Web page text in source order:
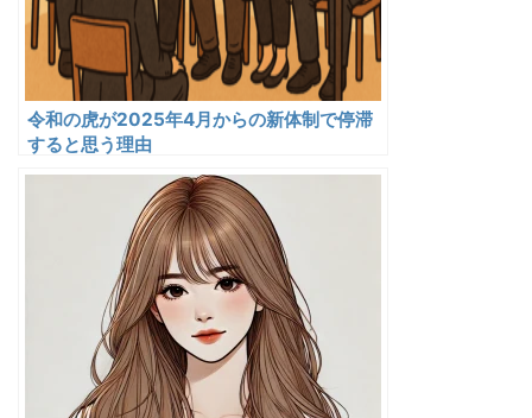
令和の虎が2025年4月からの新体制で停滞
すると思う理由